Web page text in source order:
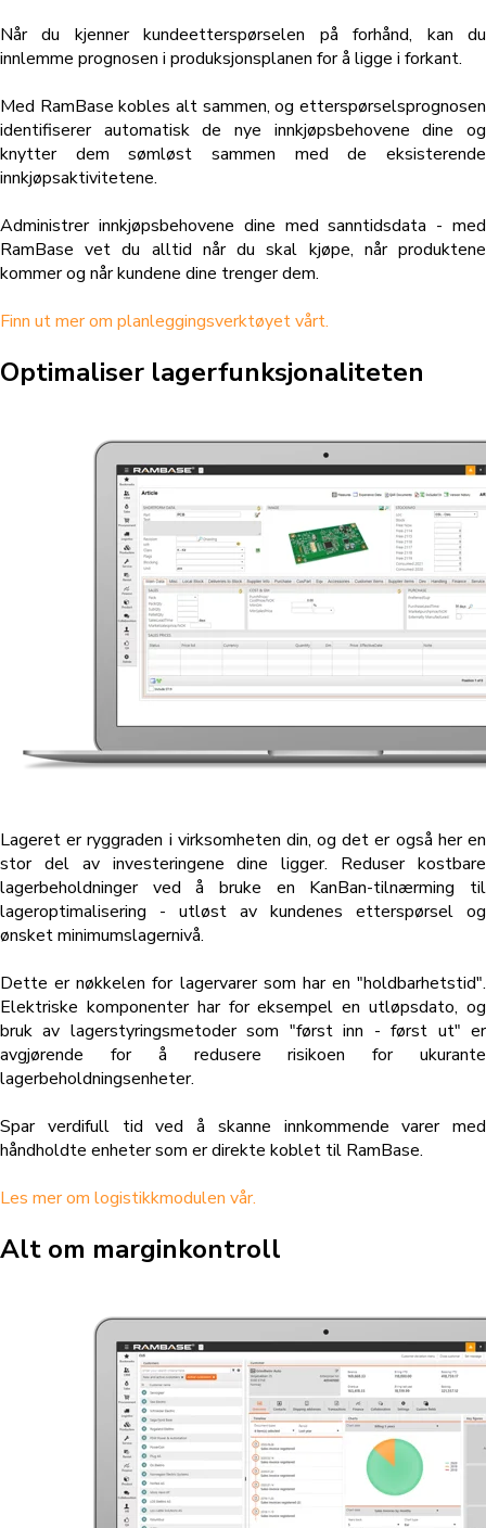
Når du kjenner kundeetterspørselen på forhånd, kan du
innlemme prognosen i produksjonsplanen for å ligge i forkant.
Med RamBase kobles alt sammen, og etterspørselsprognosen
identifiserer automatisk de nye innkjøpsbehovene dine og
knytter dem sømløst sammen med de eksisterende
innkjøpsaktivitetene.
Administrer innkjøpsbehovene dine med sanntidsdata - med
RamBase vet du alltid når du skal kjøpe, når produktene
kommer og når kundene dine trenger dem.
Finn ut mer om planleggingsverktøyet vårt.
Optimaliser lagerfunksjonaliteten
Lageret er ryggraden i virksomheten din, og det er også her en
stor del av investeringene dine ligger. Reduser kostbare
lagerbeholdninger ved å bruke en KanBan-tilnærming til
lageroptimalisering - utløst av kundenes etterspørsel og
ønsket minimumslagernivå.
Dette er nøkkelen for lagervarer som har en "holdbarhetstid".
Elektriske komponenter har for eksempel en utløpsdato, og
bruk av lagerstyringsmetoder som "først inn - først ut" er
avgjørende for å redusere risikoen for ukurante
lagerbeholdningsenheter.
Spar verdifull tid ved å skanne innkommende varer med
håndholdte enheter som er direkte koblet til RamBase.
Les mer om logistikkmodulen vår.
Alt om marginkontroll